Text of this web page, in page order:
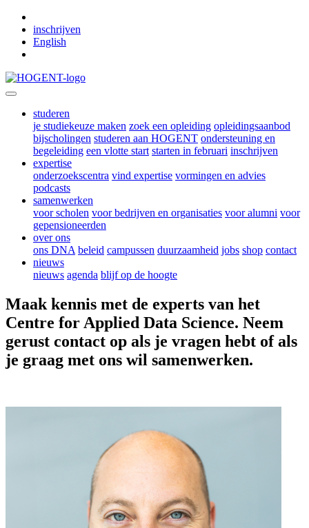
inschrijven
English
studeren
je studiekeuze maken zoek een opleiding opleidingsaanbod
bijscholingen studeren aan HOGENT ondersteuning en
begeleiding een vlotte start starten in februari inschrijven
expertise
onderzoekscentra vind expertise vormingen en advies
podcasts
samenwerken
voor scholen voor bedrijven en organisaties voor alumni voor
gepensioneerden
over ons
ons DNA beleid campussen duurzaamheid jobs shop contact
nieuws
nieuws agenda blijf op de hoogte
Maak kennis met de experts van het
Centre for Applied Data Science. Neem
gerust contact op als je vragen hebt of als
je graag met ons wil samenwerken.